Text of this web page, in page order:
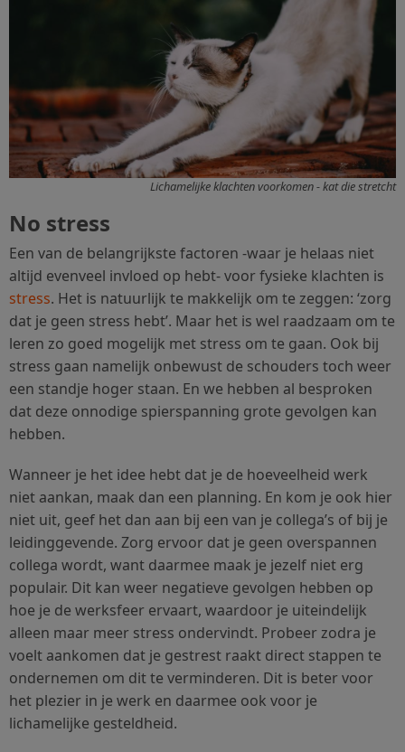
Lichamelijke klachten voorkomen - kat die stretcht
No stress
Een van de belangrijkste factoren -waar je helaas niet
altijd evenveel invloed op hebt- voor fysieke klachten is
stress. Het is natuurlijk te makkelijk om te zeggen: ‘zorg
dat je geen stress hebt’. Maar het is wel raadzaam om te
leren zo goed mogelijk met stress om te gaan. Ook bij
stress gaan namelijk onbewust de schouders toch weer
een standje hoger staan. En we hebben al besproken
dat deze onnodige spierspanning grote gevolgen kan
hebben.
Wanneer je het idee hebt dat je de hoeveelheid werk
niet aankan, maak dan een planning. En kom je ook hier
niet uit, geef het dan aan bij een van je collega’s of bij je
leidinggevende. Zorg ervoor dat je geen overspannen
collega wordt, want daarmee maak je jezelf niet erg
populair. Dit kan weer negatieve gevolgen hebben op
hoe je de werksfeer ervaart, waardoor je uiteindelijk
alleen maar meer stress ondervindt. Probeer zodra je
voelt aankomen dat je gestrest raakt direct stappen te
ondernemen om dit te verminderen. Dit is beter voor
het plezier in je werk en daarmee ook voor je
lichamelijke gesteldheid.